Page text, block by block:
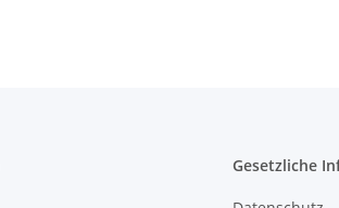
Gesetzliche